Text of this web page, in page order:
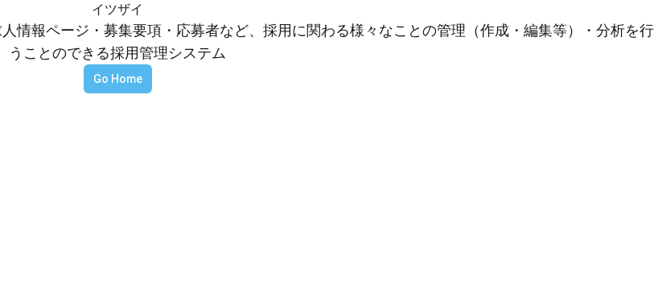
イツザイ
情報ページ・募集要項・応募者など、採用に関わる様々なことの管理（作成・編集等）・分析を行
うことのできる採用管理システム
Go Home